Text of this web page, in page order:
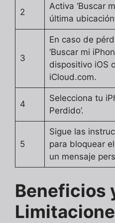
2
Activa ‘Buscar
última
3
En caso de
‘Buscar mi
dispositivo iOS
iCloud.com.
4
Selecciona tu
Perdido’.
5
Sigue las
para bloquear
un mensaje
Beneficios